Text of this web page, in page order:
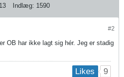
Indlæg: 1590
#2
OB har ikke lagt sig hér. Jeg er stadig
Likes 9